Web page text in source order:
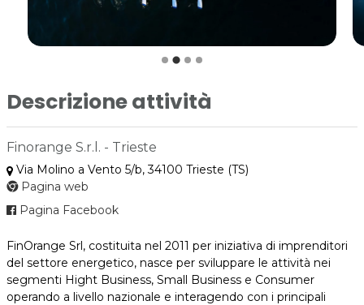
Descrizione attività
Finorange S.r.l. - Trieste
Via Molino a Vento 5/b, 34100 Trieste (TS)
Pagina web
Pagina Facebook
FinOrange Srl, costituita nel 2011 per iniziativa di imprenditori
del settore energetico, nasce per sviluppare le attività nei
segmenti Hight Business, Small Business e Consumer
operando a livello nazionale e interagendo con i principali